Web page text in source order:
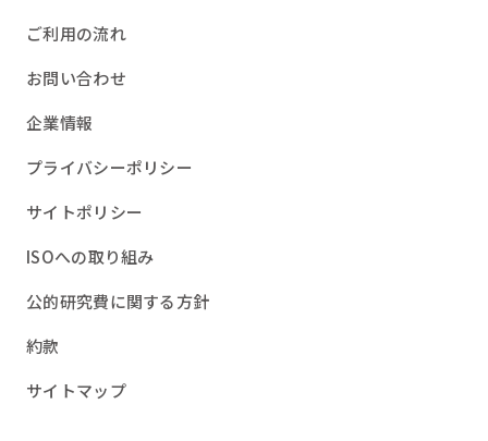
ご利用の流れ
お問い合わせ
企業情報
プライバシーポリシー
サイトポリシー
ISOへの取り組み
公的研究費に関する方針
約款
サイトマップ